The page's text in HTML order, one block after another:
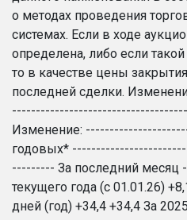
о методах проведения
системах. Если в ходе
определена, либо если
то в качестве цены
последней сделки.
Изменение:
годовых*
--------- За последний месяц -
текущего года (с 01.01.26)
дней (год) +34,4 +34,4 За